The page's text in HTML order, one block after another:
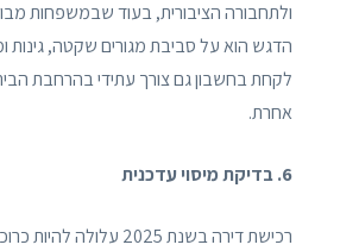
ולתחבורה הציבורית, בעוד שבמשפחות
הדגש הוא על סביבת מגורים שקטה, גינות
לקחת בחשבון גם צורך עתידי בהרחבת
אחרת.
6. בדיקת מיסוי עדכנית
רכישת דירה בשנת 2025